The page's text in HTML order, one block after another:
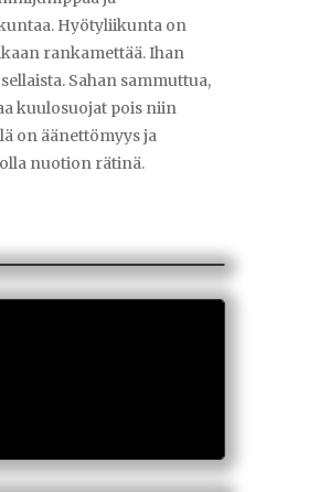
Hyötyliikunta on
rankamettää. Ihan
Sahan sammuttua,
kuulosuojat pois niin
on äänettömyys ja
nuotion rätinä.